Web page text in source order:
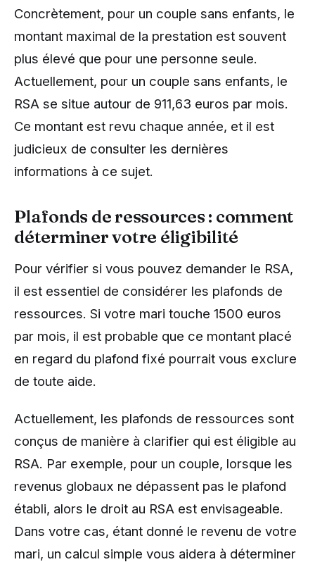
Concrètement, pour un couple sans enfants, le
montant maximal de la prestation est souvent
plus élevé que pour une personne seule.
Actuellement, pour un couple sans enfants, le
RSA se situe autour de 911,63 euros par mois.
Ce montant est revu chaque année, et il est
judicieux de consulter les dernières
informations à ce sujet.
Plafonds de ressources : comment
déterminer votre éligibilité
Pour vérifier si vous pouvez demander le RSA,
il est essentiel de considérer les plafonds de
ressources. Si votre mari touche 1500 euros
par mois, il est probable que ce montant placé
en regard du plafond fixé pourrait vous exclure
de toute aide.
Actuellement, les plafonds de ressources sont
conçus de manière à clarifier qui est éligible au
RSA. Par exemple, pour un couple, lorsque les
revenus globaux ne dépassent pas le plafond
établi, alors le droit au RSA est envisageable.
Dans votre cas, étant donné le revenu de votre
mari, un calcul simple vous aidera à déterminer